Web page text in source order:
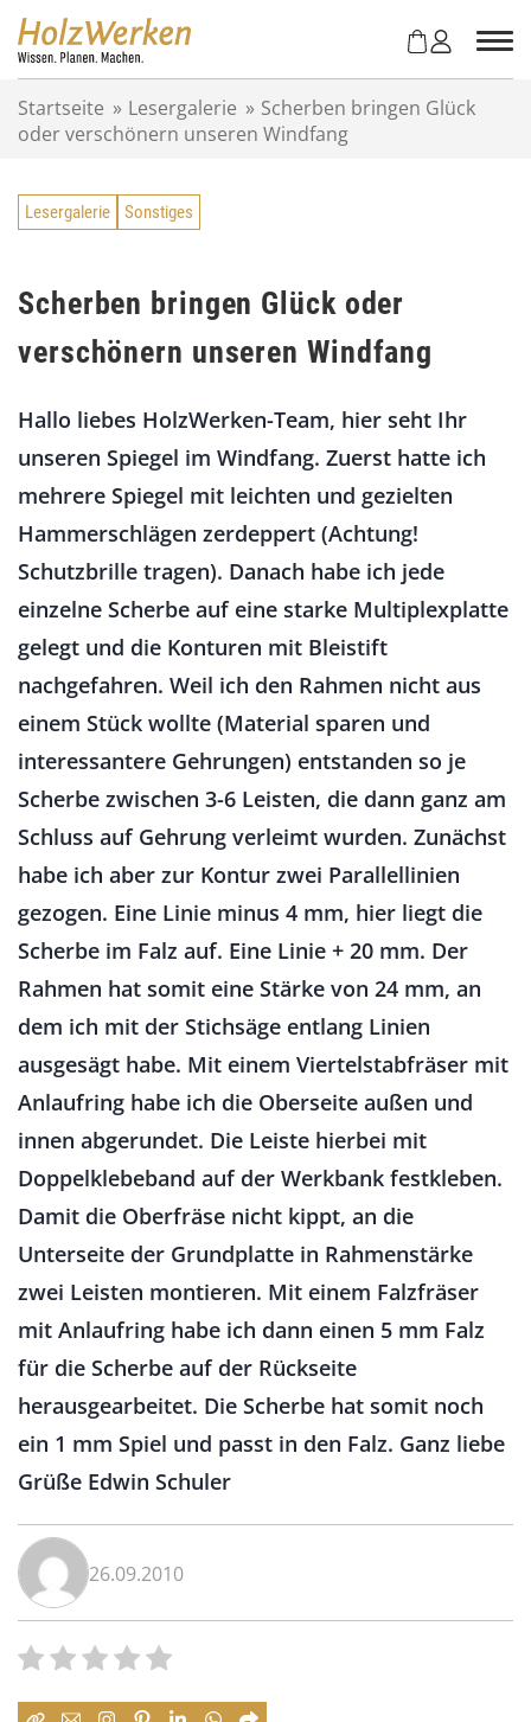
Startseite » Lesergalerie » Scherben bringen Glück
oder verschönern unseren Windfang
Lesergalerie Sonstiges
Scherben bringen Glück oder
verschönern unseren Windfang
Hallo liebes HolzWerken-Team, hier seht Ihr
unseren Spiegel im Windfang. Zuerst hatte ich
mehrere Spiegel mit leichten und gezielten
Hammerschlägen zerdeppert (Achtung!
Schutzbrille tragen). Danach habe ich jede
einzelne Scherbe auf eine starke Multiplexplatte
gelegt und die Konturen mit Bleistift
nachgefahren. Weil ich den Rahmen nicht aus
einem Stück wollte (Material sparen und
interessantere Gehrungen) entstanden so je
Scherbe zwischen 3-6 Leisten, die dann ganz am
Schluss auf Gehrung verleimt wurden. Zunächst
habe ich aber zur Kontur zwei Parallellinien
gezogen. Eine Linie minus 4 mm, hier liegt die
Scherbe im Falz auf. Eine Linie + 20 mm. Der
Rahmen hat somit eine Stärke von 24 mm, an
dem ich mit der Stichsäge entlang Linien
ausgesägt habe. Mit einem Viertelstabfräser mit
Anlaufring habe ich die Oberseite außen und
innen abgerundet. Die Leiste hierbei mit
Doppelklebeband auf der Werkbank festkleben.
Damit die Oberfräse nicht kippt, an die
Unterseite der Grundplatte in Rahmenstärke
zwei Leisten montieren. Mit einem Falzfräser
mit Anlaufring habe ich dann einen 5 mm Falz
für die Scherbe auf der Rückseite
herausgearbeitet. Die Scherbe hat somit noch
ein 1 mm Spiel und passt in den Falz. Ganz liebe
Grüße Edwin Schuler
26.09.2010